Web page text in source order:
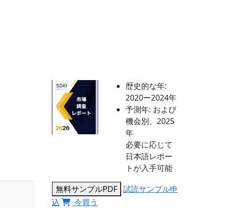
歴史的な年:
2020ー2024年
予測年: および
機会別、2025
年
必要に応じて
日本語レポー
トが入手可能
無料サンプルPDF 試読サンプル申
込
今買う